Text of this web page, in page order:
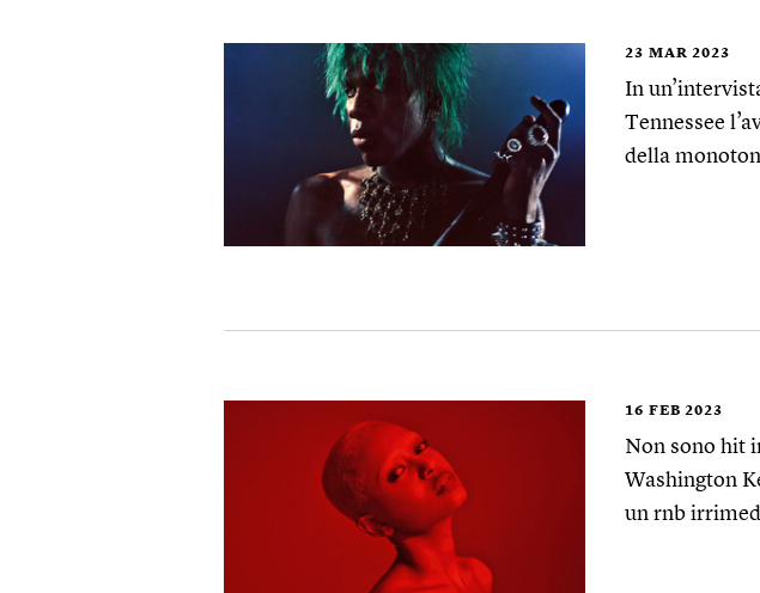
23 MAR 2023
In
Tennessee
della
16 FEB 2023
Non sono hit
Washington
un rnb